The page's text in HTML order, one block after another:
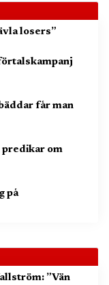
losers”
får man
predikar om
på
”Vän